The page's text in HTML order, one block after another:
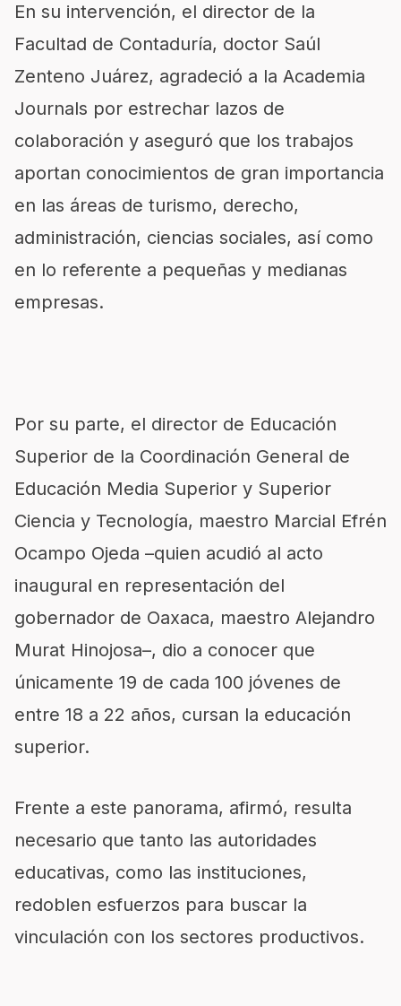
En su intervención, el director de la
Facultad de Contaduría, doctor Saúl
Zenteno Juárez, agradeció a la Academia
Journals por estrechar lazos de
colaboración y aseguró que los trabajos
aportan conocimientos de gran importancia
en las áreas de turismo, derecho,
administración, ciencias sociales, así como
en lo referente a pequeñas y medianas
empresas.
Por su parte, el director de Educación
Superior de la Coordinación General de
Educación Media Superior y Superior
Ciencia y Tecnología, maestro Marcial Efrén
Ocampo Ojeda –quien acudió al acto
inaugural en representación del
gobernador de Oaxaca, maestro Alejandro
Murat Hinojosa–, dio a conocer que
únicamente 19 de cada 100 jóvenes de
entre 18 a 22 años, cursan la educación
superior.
Frente a este panorama, afirmó, resulta
necesario que tanto las autoridades
educativas, como las instituciones,
redoblen esfuerzos para buscar la
vinculación con los sectores productivos.